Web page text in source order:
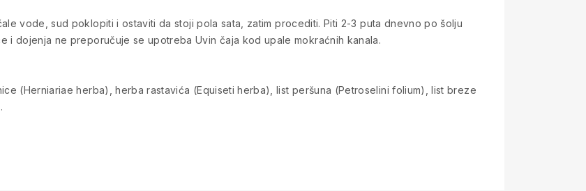
vode, sud poklopiti i ostaviti da stoji pola sata, zatim procediti. Piti 2-3 puta dnevno po šolju
i dojenja ne preporučuje se upotreba Uvin čaja kod upale mokraćnih kanala.
(Herniariae herba), herba rastavića (Equiseti herba), list peršuna (Petroselini folium), list breze